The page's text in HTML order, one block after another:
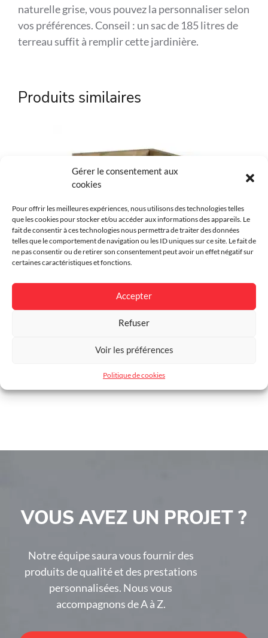
Gérer le consentement aux
cookies
Pour offrir les meilleures expériences, nous utilisons des technologies telles
que les cookies pour stocker et/ou accéder aux informations des appareils. Le
fait de consentir à ces technologies nous permettra de traiter des données
telles que le comportement de navigation ou les ID uniques sur ce site. Le fait de
ne pas consentir ou de retirer son consentement peut avoir un effet négatif sur
certaines caractéristiques et fonctions.
Accepter
Refuser
Voir les préférences
Politique de cookies
naturelle grise, vous pouvez la personnaliser selon
vos préférences. Conseil : un sac de 185 litres de
terreau suffit à remplir cette jardinière.
Environnement
Finition Imprégné
Garantie 25 ans
Dimensions 680 x 700 x 700
Produits similaires
Jardinière Populus G
VOUS AVEZ UN PROJET ?
Notre équipe saura vous fournir des
produits de qualité et des prestations
personnalisées. Nous vous
accompagnons de A à Z.